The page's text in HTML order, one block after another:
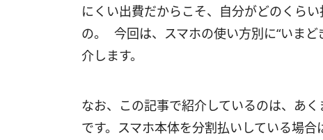
にくい出費だからこそ、自分がどのくら
の。 今回は、スマホの使い方別に“いま
介します。
なお、この記事で紹介しているのは、あ
です。スマホ本体を分割払いしている場合